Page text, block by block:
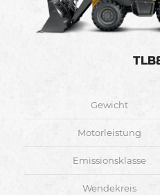
Gewicht
Motorleistung
Emissionsklasse
Wendekreis